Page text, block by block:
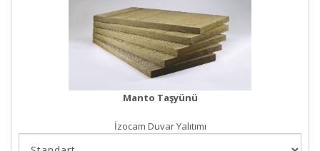
Manto Taşyünü
İzocam Duvar Yalıtımı